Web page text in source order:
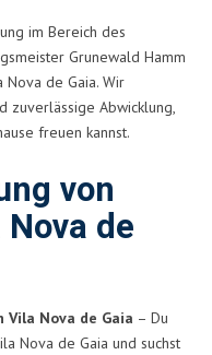
im Bereich des
Grunewald Hamm
de Gaia. Wir
zuverlässige Abwicklung,
freuen kannst.
von
de
Vila Nova de Gaia – Du
Nova de Gaia und suchst